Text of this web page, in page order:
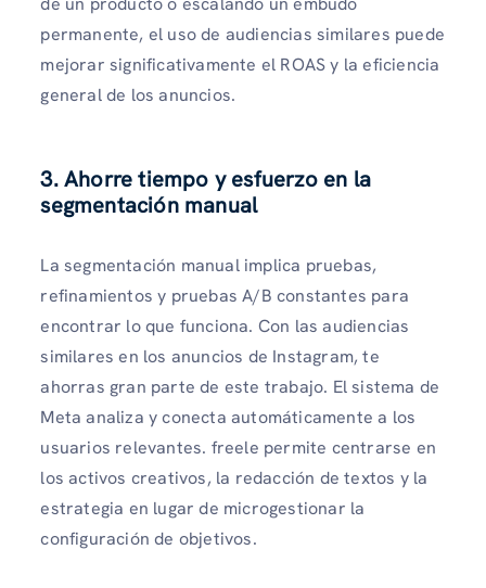
permanente, el uso de audiencias similares puede
mejorar significativamente el ROAS y la eficiencia
general de los anuncios.
3. Ahorre tiempo y esfuerzo en la
segmentación manual
La segmentación manual implica pruebas,
refinamientos y pruebas A/B constantes para
encontrar lo que funciona. Con las audiencias
similares en los anuncios de Instagram, te
ahorras gran parte de este trabajo. El sistema de
Meta analiza y conecta automáticamente a los
usuarios relevantes. freele permite centrarse en
los activos creativos, la redacción de textos y la
estrategia en lugar de microgestionar la
configuración de objetivos.